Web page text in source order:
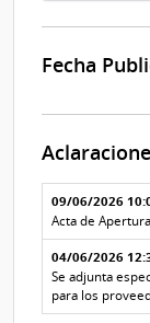
Fecha
Aclaraciones
Fecha y
texto de
la
aclaración
09/06/2026
Acta de Apertura
04/06/2026
Se adjunta
para los